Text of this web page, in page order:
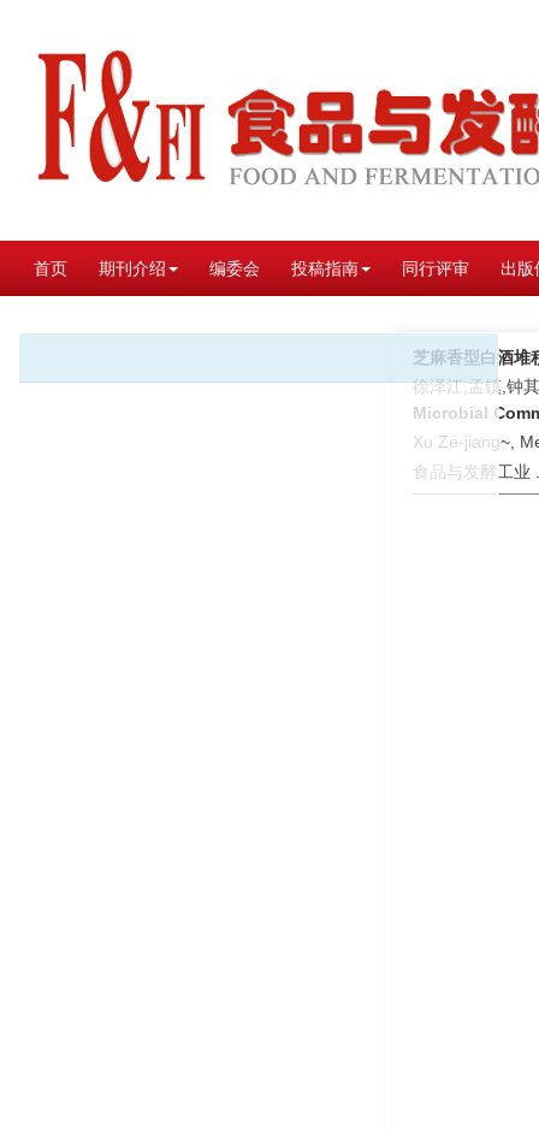
首页 期刊介绍 编委会 投稿指南 同行评审 出版
芝麻香型白酒堆
徐泽江,孟镇,钟
Microbial
Xu Ze-jiang~,
食品与发酵工业